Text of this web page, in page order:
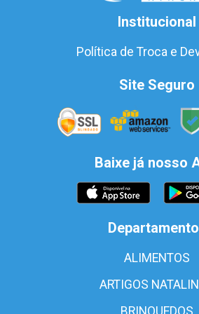
Institucional
Política de Troca e
Site Seguro
Baixe já nosso
ALIMENTOS
ARTIGOS
BRINQUEDOS